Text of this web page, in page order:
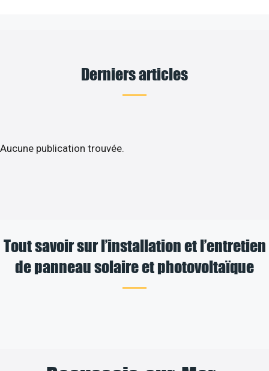
Derniers articles
Aucune publication trouvée.
Tout savoir sur l’installation et l’entretien
de panneau solaire et photovoltaïque